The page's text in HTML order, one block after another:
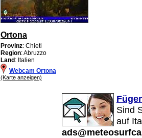
Ortona
Provinz: Chieti
Region: Abruzzo
Land: Italien
Webcam Ortona
(Karte anzeigen)
Sind
auf